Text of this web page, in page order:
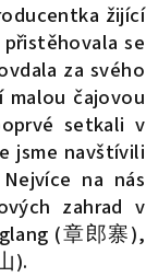
žijící
se
za svého
čajovou
setkali v
jsme navštívili
na nás
zahrad v
(章郎寨),
).